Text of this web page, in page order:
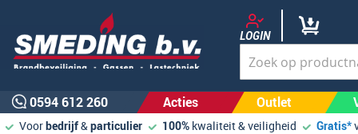
LOGIN
0594 612 260 Acties Outlet
Voorbedrijf&particulier 100% kwaliteit & veiligheid Gratis*